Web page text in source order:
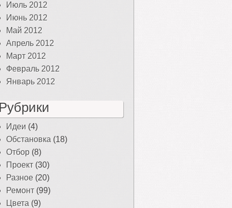
Июль 2012
Июнь 2012
Май 2012
Апрель 2012
Март 2012
Февраль 2012
Январь 2012
Рубрики
Идеи (4)
Обстановка (18)
Отбор (8)
Проект(30)
Разное (20)
Ремонт(99)
Цвета (9)